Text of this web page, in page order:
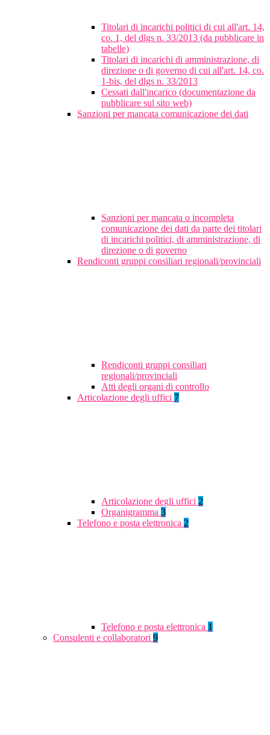
Titolari di incarichi politici di cui all'art. 14,
co. 1, del dlgs n. 33/2013 (da pubblicare in
tabelle)
Titolari di incarichi di amministrazione, di
direzione o di governo di cui all'art. 14, co.
1-bis, del dlgs n. 33/2013
Cessati dall'incarico (documentazione da
pubblicare sul sito web)
Sanzioni per mancata comunicazione dei dati
Sanzioni per mancata o incompleta
comunicazione dei dati da parte dei titolari
di incarichi politici, di amministrazione, di
direzione o di governo
Rendiconti gruppi consiliari regionali/provinciali
Rendiconti gruppi consiliari
regionali/provinciali
Atti degli organi di controllo
Articolazione degli uffici 7
Articolazione degli uffici 2
Organigramma 3
Telefono e posta elettronica 2
Telefono e posta elettronica 1
Consulenti e collaboratori 9